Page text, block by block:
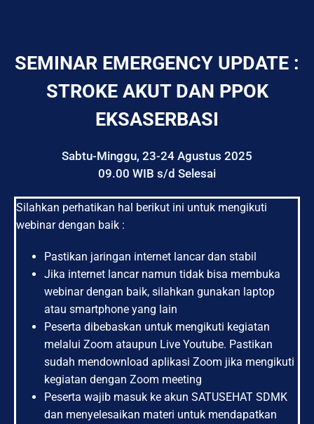
SEMINAR EMERGENCY UPDATE :
STROKE AKUT DAN PPOK
EKSASERBASI
Sabtu-Minggu, 23-24 Agustus 2025
09.00 WIB s/d Selesai
Silahkan perhatikan hal berikut ini untuk mengikuti
webinar dengan baik :
Pastikan jaringan internet lancar dan stabil
Jika internet lancar namun tidak bisa membuka
webinar dengan baik, silahkan gunakan laptop
atau smartphone yang lain
Peserta dibebaskan untuk mengikuti kegiatan
melalui Zoom ataupun Live Youtube. Pastikan
sudah mendownload aplikasi Zoom jika mengikuti
kegiatan dengan Zoom meeting
Peserta wajib masuk ke akun SATUSEHAT SDMK
dan menyelesaikan materi untuk mendapatkan